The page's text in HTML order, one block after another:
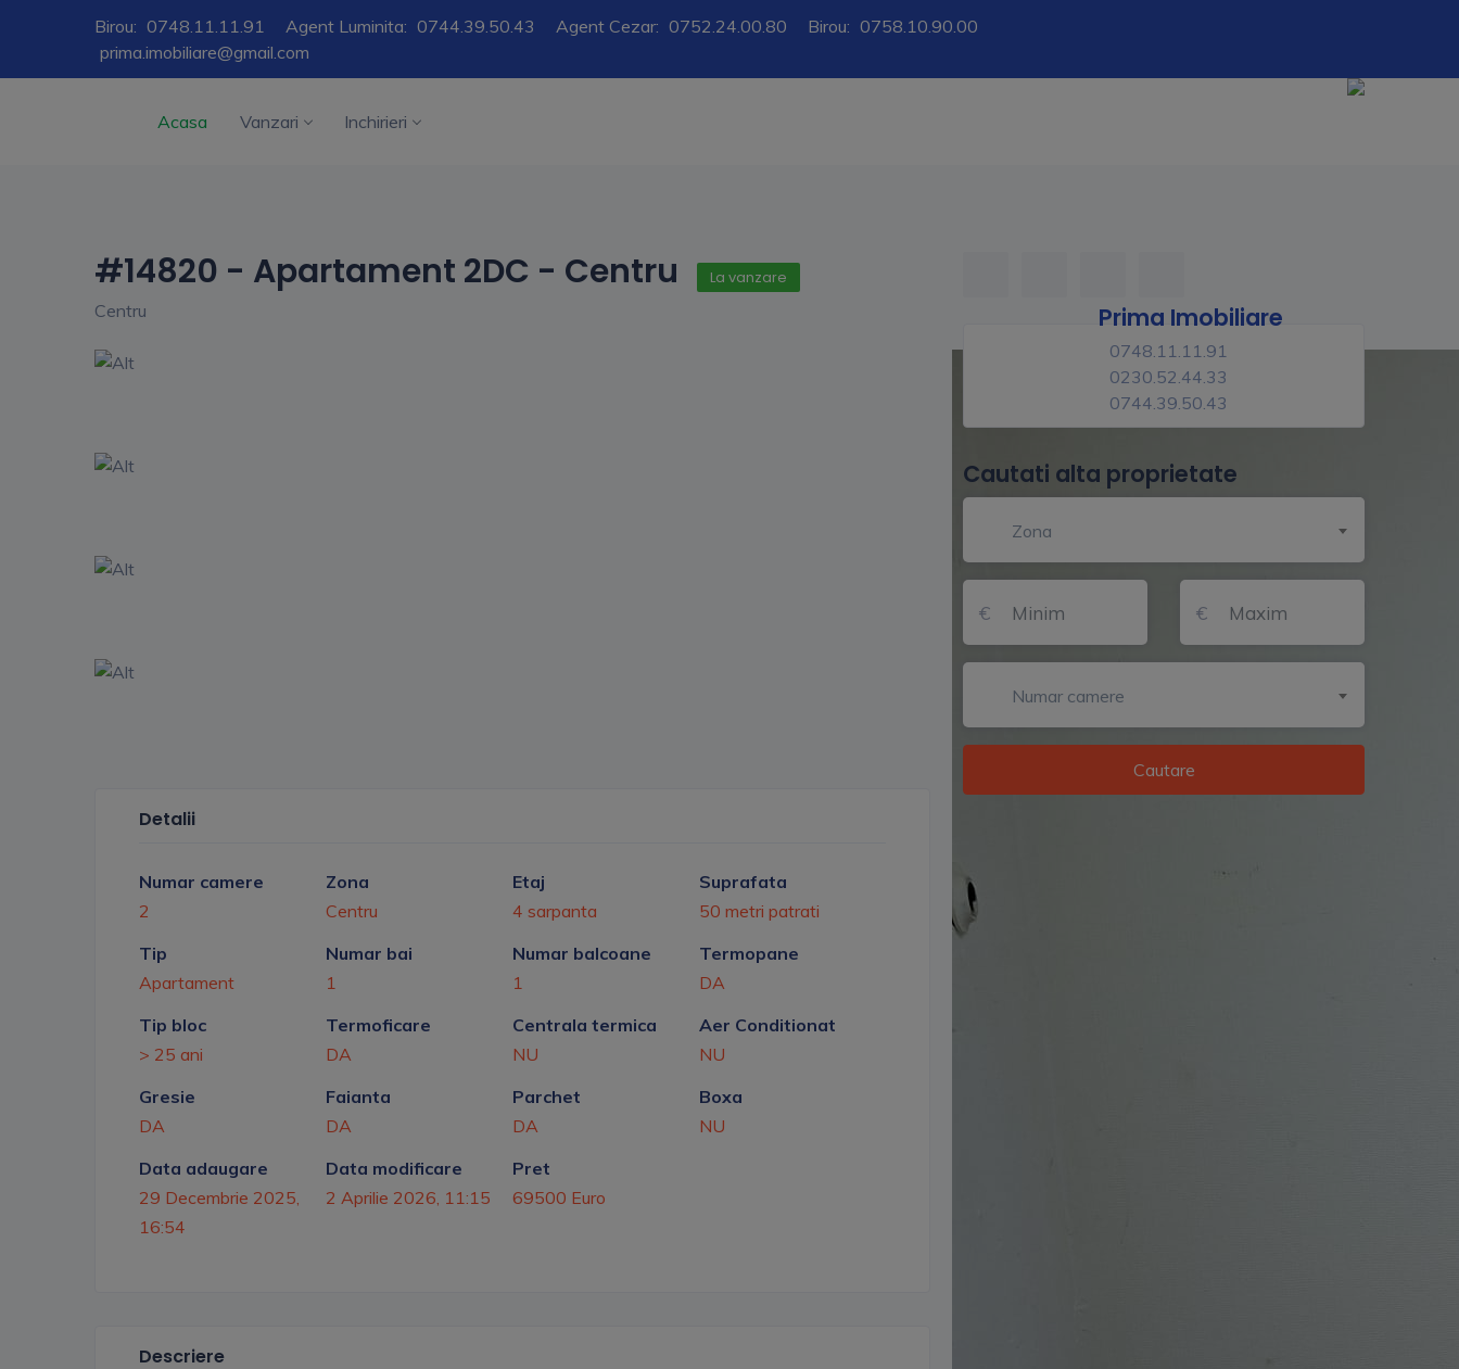
Birou: 0748.11.11.91 Agent Luminita: 0744.39.50.43 Agent Cezar: 0752.24.00.80 Birou: 0758.10.90.00
prima.imobiliare@gmail.com
Acasa Vanzari Inchirieri
#14820 - Apartament 2DC - Centru La vanzare
Centru
Detalii
Numar camere
2
Zona
Centru
Etaj
4 sarpanta
Suprafata
50 metri patrati
Tip
Apartament
Numar bai
1
Numar balcoane
1
Termopane
DA
Tip bloc
> 25 ani
Termoficare
DA
Centrala termica
NU
Aer Conditionat
NU
Gresie
DA
Faianta
DA
Parchet
DA
Boxa
NU
Data adaugare
29 Decembrie 2025,
16:54
Data modificare
2 Aprilie 2026, 11:15
Pret
69500 Euro
Descriere
Prima Imobiliare
0748.11.11.91
0230.52.44.33
0744.39.50.43
Cautati alta proprietate
Zona
Numar camere
Cautare